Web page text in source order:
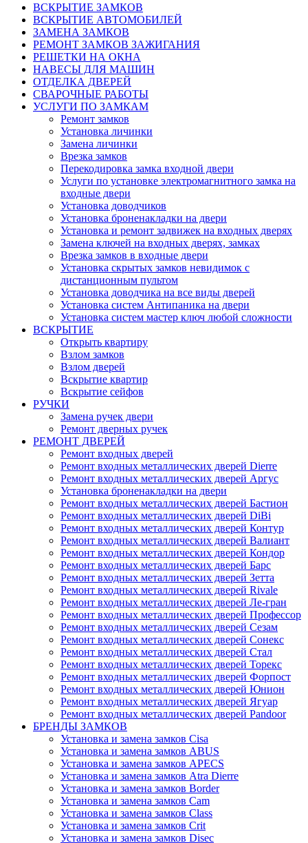
ВСКРЫТИЕ ЗАМКОВ
ВСКРЫТИЕ АВТОМОБИЛЕЙ
ЗАМЕНА ЗАМКОВ
РЕМОНТ ЗАМКОВ ЗАЖИГАНИЯ
РЕШЕТКИ НА ОКНА
НАВЕСЫ ДЛЯ МАШИН
ОТДЕЛКА ДВЕРЕЙ
СВАРОЧНЫЕ РАБОТЫ
УСЛУГИ ПО ЗАМКАМ
Ремонт замков
Установка личинки
Замена личинки
Врезка замков
Перекодировка замка входной двери
Услуги по установке электромагнитного замка на
входные двери
Установка доводчиков
Установка броненакладки на двери
Установка и ремонт задвижек на входных дверях
Замена ключей на входных дверях, замках
Врезка замков в входные двери
Установка скрытых замков невидимок с
дистанционным пультом
Установка доводчика на все виды дверей
Установка систем Антипаника на двери
Установка систем мастер ключ любой сложности
ВСКРЫТИЕ
Открыть квартиру
Взлом замков
Взлом дверей
Вскрытие квартир
Вскрытие сейфов
РУЧКИ
Замена ручек двери
Ремонт дверных ручек
РЕМОНТ ДВЕРЕЙ
Ремонт входных дверей
Ремонт входных металлических дверей Dierre
Ремонт входных металлических дверей Аргус
Установка броненакладки на двери
Ремонт входных металлических дверей Бастион
Ремонт входных металлических дверей DiBi
Ремонт входных металлических дверей Контур
Ремонт входных металлических дверей Валиант
Ремонт входных металлических дверей Кондор
Ремонт входных металлических дверей Барс
Ремонт входных металлических дверей Зетта
Ремонт входных металлических дверей Rivale
Ремонт входных металлических дверей Ле-гран
Ремонт входных металлических дверей Профессор
Ремонт входных металлических дверей Сезам
Ремонт входных металлических дверей Сонекс
Ремонт входных металлических дверей Стал
Ремонт входных металлических дверей Торекс
Ремонт входных металлических дверей Форпост
Ремонт входных металлических дверей Юнион
Ремонт входных металлических дверей Ягуар
Ремонт входных металлических дверей Pandoor
БРЕНДЫ ЗАМКОВ
Установка и замена замков Cisa
Установка и замена замков ABUS
Установка и замена замков APECS
Установка и замена замков Atra Dierre
Установка и замена замков Border
Установка и замена замков Cam
Установка и замена замков Class
Установка и замена замков Crit
Установка и замена замков Disec